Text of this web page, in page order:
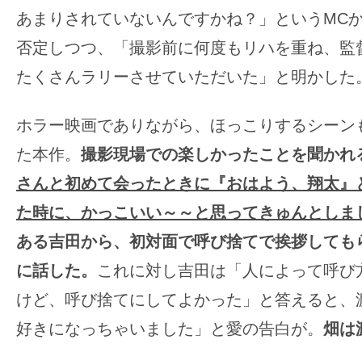
あまりされていないんですかね？」というMC
否定しつつ、「撮影前に何度もリハを重ね、監
たくさんラリーさせていただいた」と明かした
ホラー映画でありながら、ほっこりするシー
た本作。 撮影現場での楽しかったことを聞かれ
さんと初めて会ったときに『おはよう、翔太
た時に、かっこいい～～と思ってきゅんとしま
ある吉田から、初対面で呼び捨てで挨拶して
に話した。 これに対し吉田は「人によって呼
けど、呼び捨てにしてよかった」と答えると
好きになっちゃいました」と愛の告白が。 畑は